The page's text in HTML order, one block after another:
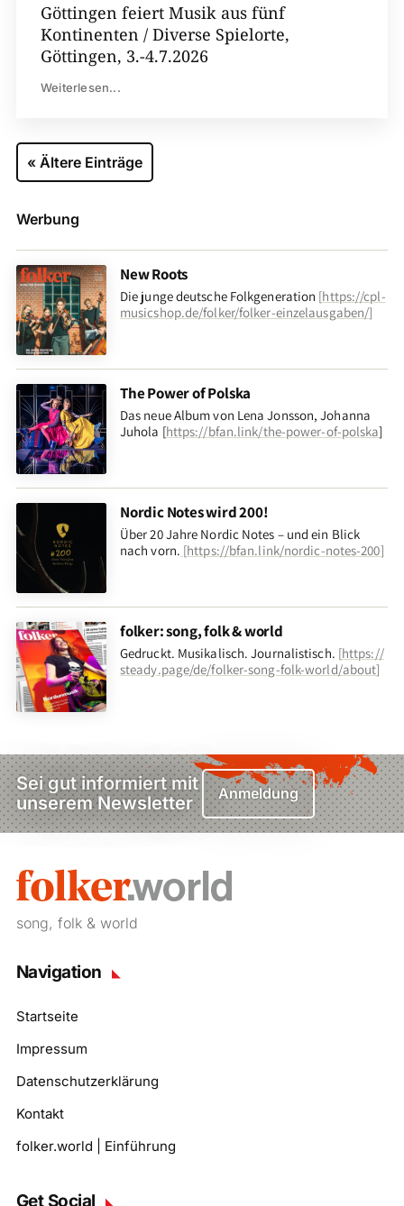
Göttingen feiert Musik aus fünf
Kontinenten / Diverse Spielorte,
Göttingen, 3.-4.7.2026
Weiterlesen...
« Ältere Einträge
Werbung
New Roots
Die junge deutsche Folkgeneration [https://cpl-
musicshop.de/folker/folker-einzelausgaben/]
The Power of Polska
Das neue Album von Lena Jonsson, Johanna
Juhola [https://bfan.link/the-power-of-polska]
Nordic Notes wird 200!
Über 20 Jahre Nordic Notes – und ein Blick
nach vorn. [https://bfan.link/nordic-notes-200]
folker: song, folk & world
Gedruckt. Musikalisch. Journalistisch. [https://
steady.page/de/folker-song-folk-world/about]
Sei gut informiert mit
unserem Newsletter
Anmeldung
song, folk & world
Navigation
Startseite
Impressum
Datenschutzerklärung
Kontakt
folker.world | Einführung
Get Social